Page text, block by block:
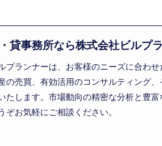
貸事務所なら株式会社ビルプ
プランナーは、お客様のニーズに合わ
の売買、有効活用のコンサルティング
たします。市場動向の精密な分析と豊
ぞお気軽にご相談ください。